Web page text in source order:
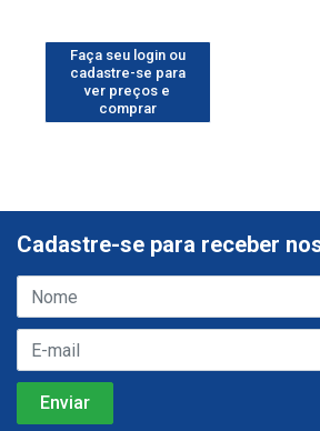
Faça seu login ou
cadastre-se para
ver preços e
comprar
Cadastre-se para receber